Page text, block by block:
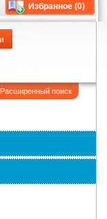
Избранное (0)
Расширенный поиск